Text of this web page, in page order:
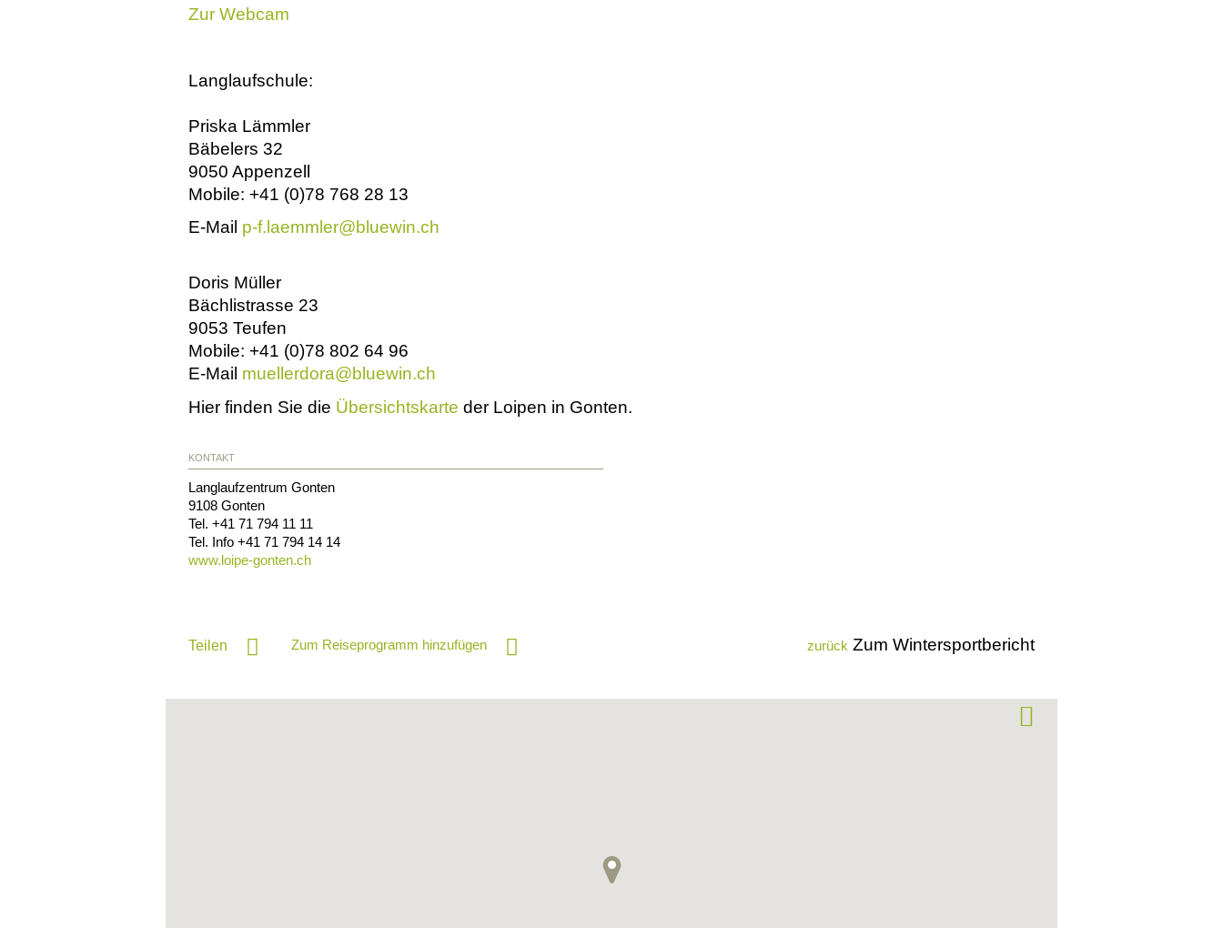
Zur Webcam
Langlaufschule:
Priska Lämmler
Bäbelers 32
9050 Appenzell
Mobile: +41 (0)78 768 28 13
E-Mail p-f.laemmler@bluewin.ch
Doris Müller
Bächlistrasse 23
9053 Teufen
Mobile: +41 (0)78 802 64 96
E-Mail muellerdora@bluewin.ch
Hier finden Sie die Übersichtskarte der Loipen in Gonten.
KONTAKT
Langlaufzentrum Gonten
9108 Gonten
Tel. +41 71 794 11 11
Tel. Info +41 71 794 14 14
www.loipe-gonten.ch
Teilen Zum Reiseprogramm hinzufügen zurück Zum Wintersportbericht